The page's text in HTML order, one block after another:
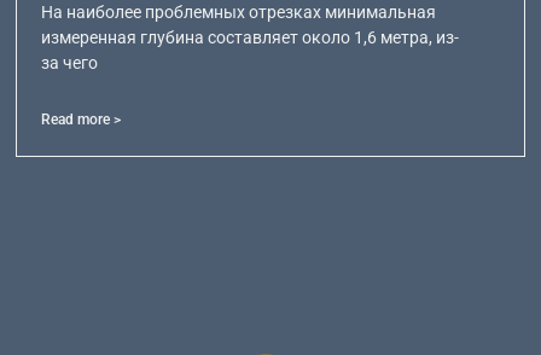
На наиболее проблемных отрезках минимальная
измеренная глубина составляет около 1,6 метра, из-
за чего
Read more >